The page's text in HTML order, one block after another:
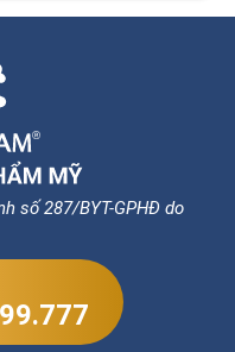
số 287/BYT-GPHĐ do